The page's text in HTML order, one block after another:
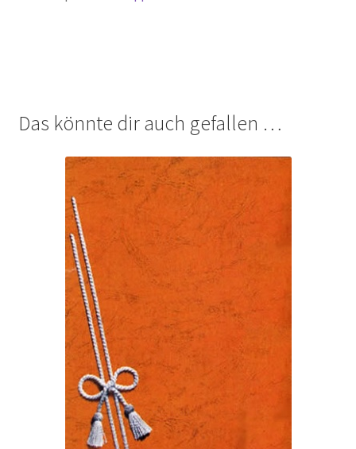
Das könnte dir auch gefallen …